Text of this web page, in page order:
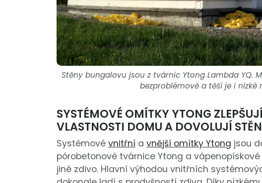
Stěny bungalovu jsou z tvárnic Ytong Lambda YQ.
bezproblémově a těší je i nízké
SYSTÉMOVÉ OMÍTKY YTONG
VLASTNOSTI DOMU A DOVOLUJÍ
Systémové vnitřní a vnější omítky Ytong jsou
pórobetonové tvárnice Ytong a
jiné zdivo. Hlavní výhodou vnitřních